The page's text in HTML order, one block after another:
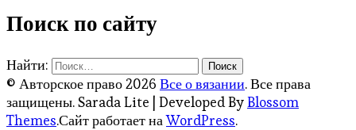
Поиск по сайту
Найти:
© Авторское право 2026 Все о вязании. Все права
защищены.Sarada Lite | Developed ByBlossom
Themes.Сайт работает наWordPress.